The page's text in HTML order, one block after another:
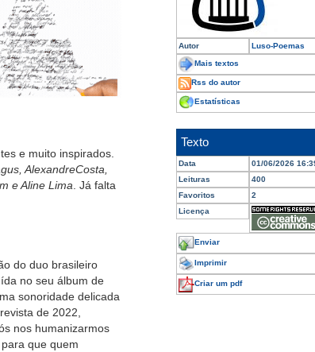
e muito inspirados.
AlexandreCosta,
e Aline Lima. Já falta
do duo brasileiro
no seu álbum de
sonoridade delicada
de 2022,
nos humanizarmos
que quem
Autor Luso-Poemas
Mais textos
Rss do autor
Estatísticas
Texto
Data
01/06/2026
Leituras
400
Favoritos
2
Licença
Enviar
Imprimir
Criar um pdf